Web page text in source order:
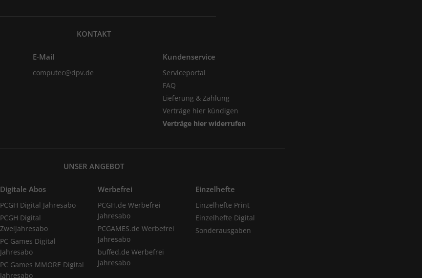
KONTAKT
E-Mail
computec@dpv.de
Kundenservice
Serviceportal
FAQ
Lieferung & Zahlung
Verträge hier kündigen
Verträge hier widerrufen
UNSER ANGEBOT
Digitale Abos
PCGH Digital Jahresabo
PCGH Digital
Zweijahresabo
PC Games Digital
Jahresabo
PC Games MMORE Digital
Jahresabo
Werbefrei
PCGH.de Werbefrei
Jahresabo
PCGAMES.de Werbefrei
Jahresabo
buffed.de Werbefrei
Jahresabo
Einzelhefte
Einzelhefte Print
Einzelhefte Digital
Sonderausgaben